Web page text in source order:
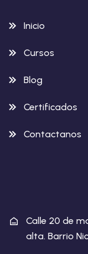
Inicio
Cursos
Blog
Certificados
Contactanos
Calle 20 de
alta. Barrio